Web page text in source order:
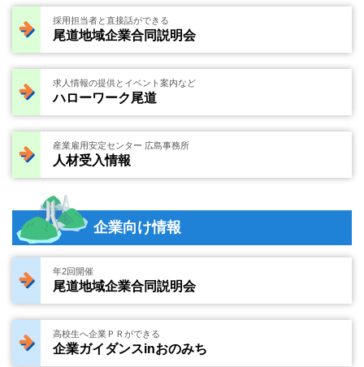
採用担当者と直接話ができる
尾道地域企業合同説明会
求人情報の提供とイベント案内など
ハローワーク尾道
産業雇用安定センター 広島事務所
人材受入情報
企業向け情報
年2回開催
尾道地域企業合同説明会
高校生へ企業ＰＲができる
企業ガイダンスinおのみち